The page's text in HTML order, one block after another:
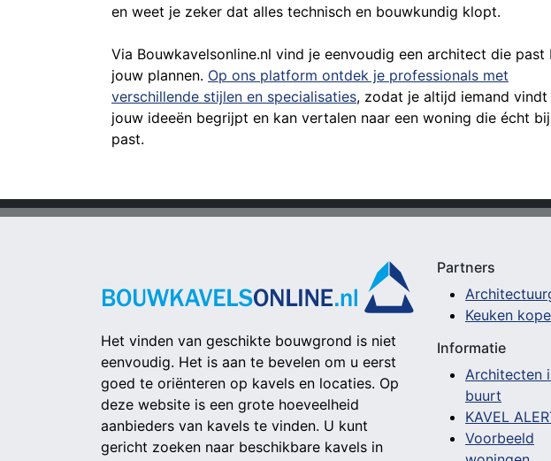
en weet je zeker dat alles technisch en bouwkundig klopt.
Via Bouwkavelsonline.nl vind je eenvoudig een architect die past
jouw plannen. Op ons platform ontdek je professionals met
verschillende stijlen en specialisaties, zodat je altijd iemand vindt
jouw ideeën begrijpt en kan vertalen naar een woning die écht
past.
Het vinden van geschikte bouwgrond is niet
eenvoudig. Het is aan te bevelen om u eerst
goed te oriënteren op kavels en locaties. Op
deze website is een grote hoeveelheid
aanbieders van kavels te vinden. U kunt
gericht zoeken naar beschikbare kavels in
Partners
Keuken
Informatie
Architecten
buurt
KAVEL
Voorbeeld